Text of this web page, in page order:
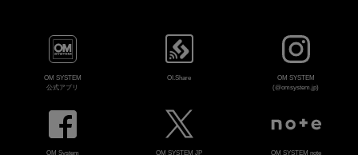
OM SYSTEM
公式アプリ
OI.Share
OM SYSTEM
(@omsystem.jp)
OM System
OM SYSTEM JP
OM SYSTEM note